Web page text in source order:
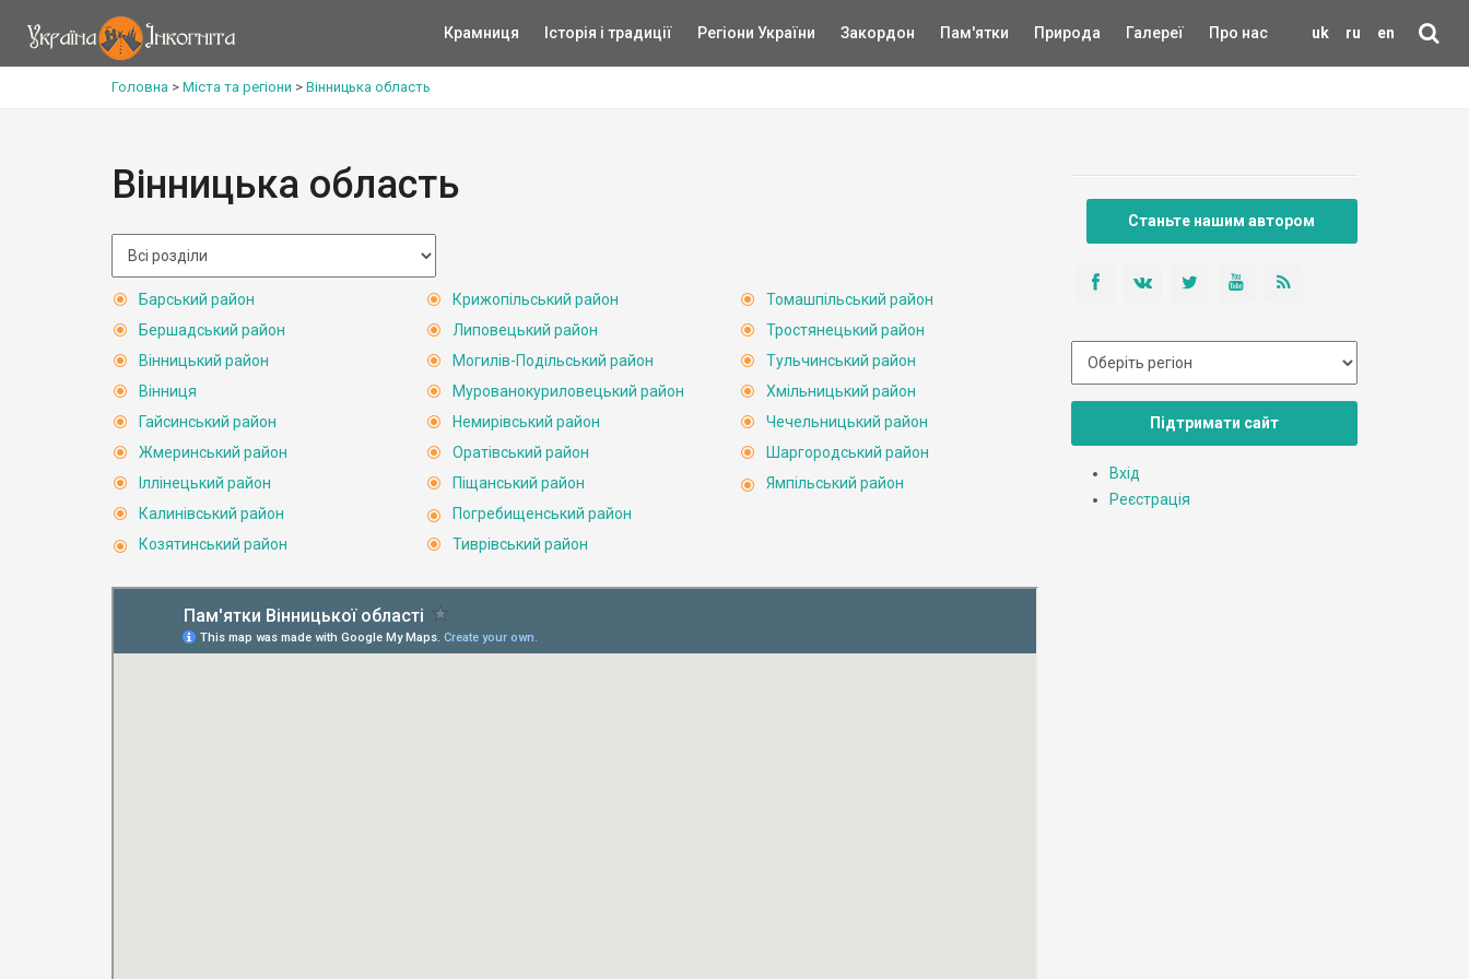
uk ru en
Крамниця Історія і традиції Регіони України Закордон Пам'ятки Природа Галереї Про нас
Головна > Міста та регіони > Вінницька область
Вінницька область
Барський район
Бершадський район
Вінницький район
Вінниця
Гайсинський район
Жмеринський район
Іллінецький район
Калинівський район
Козятинський район
Крижопільський район
Липовецький район
Могилів-Подільський район
Мурованокуриловецький район
Немирівський район
Оратівський район
Піщанський район
Погребищенський район
Тиврівський район
Томашпільський район
Тростянецький район
Тульчинський район
Хмільницький район
Чечельницький район
Шаргородський район
Ямпільський район
Станьте нашим автором
Підтримати сайт
Вхід
Реєстрація